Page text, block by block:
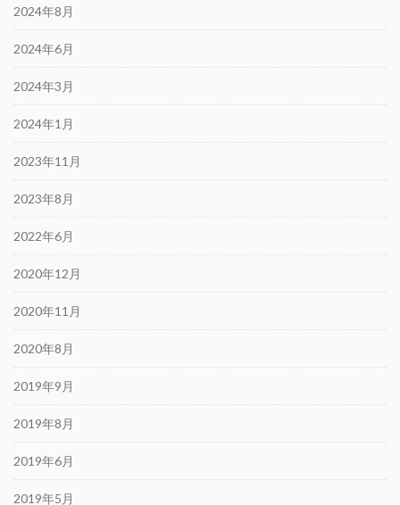
2024年8月
2024年6月
2024年3月
2024年1月
2023年11月
2023年8月
2022年6月
2020年12月
2020年11月
2020年8月
2019年9月
2019年8月
2019年6月
2019年5月